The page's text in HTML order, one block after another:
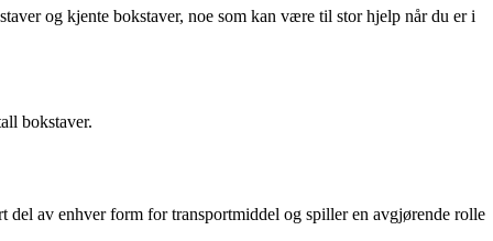
og kjente bokstaver, noe som kan være til stor hjelp når du er i
bokstaver.
del av enhver form for transportmiddel og spiller en avgjørende rolle